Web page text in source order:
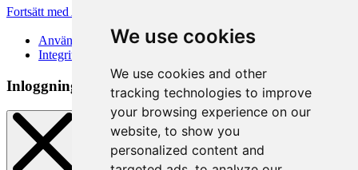
We use cookies
We use cookies and other
tracking technologies to improve
your browsing experience on our
website, to show you
personalized content and
Fortsätt med Apple
Användarvillkor
Integritetspolicy
Inloggningsmetod